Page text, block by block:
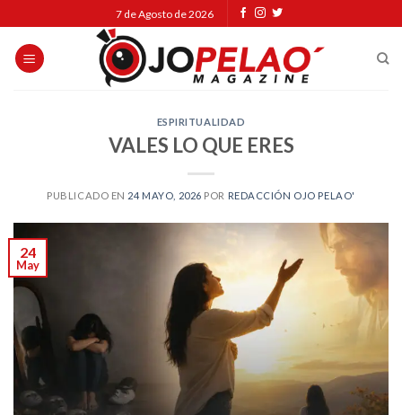
to
content
7 de Agosto de 2026
ESPIRITUALIDAD
VALES LO QUE ERES
PUBLICADO EN 24 MAYO, 2026 POR REDACCIÓN OJO PELAO'
24
May